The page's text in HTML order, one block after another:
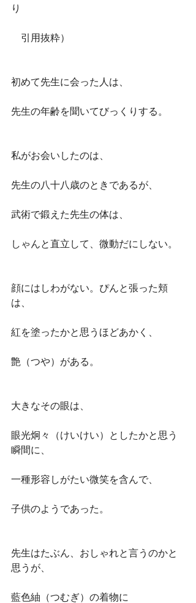
り
引用抜粋）
初めて先生に会った人は、
先生の年齢を聞いてびっくりする。
私がお会いしたのは、
先生の八十八歳のときであるが、
武術で鍛えた先生の体は、
しゃんと直立して、微動だにしない。
顔にはしわがない。ぴんと張った頬
は、
紅を塗ったかと思うほどあかく、
艶（つや）がある。
大きなその眼は、
眼光炯々（けいけい）としたかと思う
瞬間に、
一種形容しがたい微笑を含んで、
子供のようであった。
先生はたぶん、おしゃれと言うのかと
思うが、
藍色紬（つむぎ）の着物に